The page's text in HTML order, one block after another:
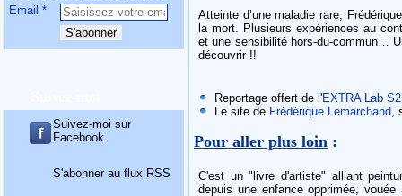
Email
Suivez-moi sur
Facebook
S'abonner au flux RSS
Atteinte d’une maladie rare,
la mort. Plusieurs expériences au
et une sensibilité hors-du-commun…
découvrir !!
Reportage offert de l'EXTRA Lab
Le site de Frédérique Lemarchand,
Pour aller plus loin :
C'est un "livre d'artiste" alliant
depuis une enfance opprimée,